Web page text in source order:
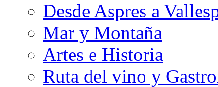
Desde Aspres a
Mar y Montaña
Artes e Historia
Ruta del vino y